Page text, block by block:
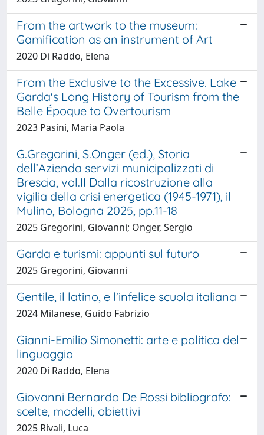
From the artwork to the museum:
Gamification as an instrument of Art
2020 Di Raddo, Elena
From the Exclusive to the Excessive. Lake
Garda's Long History of Tourism from the
Belle Époque to Overtourism
2023 Pasini, Maria Paola
G.Gregorini, S.Onger (ed.), Storia
dell’Azienda servizi municipalizzati di
Brescia, vol.II Dalla ricostruzione alla
vigilia della crisi energetica (1945-1971), il
Mulino, Bologna 2025, pp.11-18
2025 Gregorini, Giovanni; Onger, Sergio
Garda e turismi: appunti sul futuro
2025 Gregorini, Giovanni
Gentile, il latino, e l'infelice scuola italiana
2024 Milanese, Guido Fabrizio
Gianni-Emilio Simonetti: arte e politica del
linguaggio
2020 Di Raddo, Elena
Giovanni Bernardo De Rossi bibliografo:
scelte, modelli, obiettivi
2025 Rivali, Luca